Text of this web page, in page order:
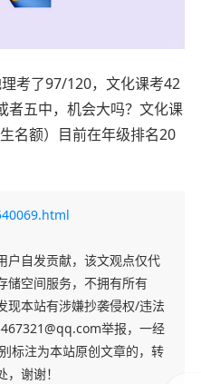
考了97/120，文化课考42
者五中，机会大吗？文化课
名额）目前在年级排名20
户自发贡献，该文观点仅代
储空间服务，不拥有所有
现本站有涉嫌抄袭侵权/违法
举报，一经
标注为本站原创文章的，转
谢谢！